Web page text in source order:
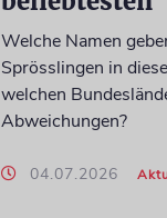
Welche Namen
Sprösslingen in
welchen
Abweichungen?
04.07.2026